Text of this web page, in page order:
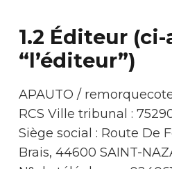
1.2 Éditeur
“l’éditeur”)
APAUTO /
RCS Ville tribunal :
Siège social : Route De
Brais, 44600 SAINT-